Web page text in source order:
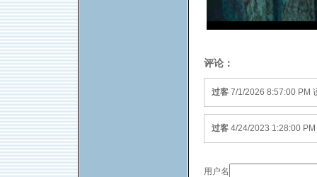
评论：
过客 7/1/2026 8:57:00 PM
过客 4/24/2023 1:28:00
用户名